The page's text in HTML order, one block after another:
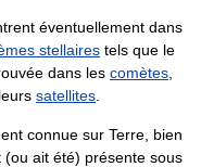
éventuellement dans
stellaires tels que le
dans les comètes
satellites
connue sur Terre, bien
ait été) présente sous